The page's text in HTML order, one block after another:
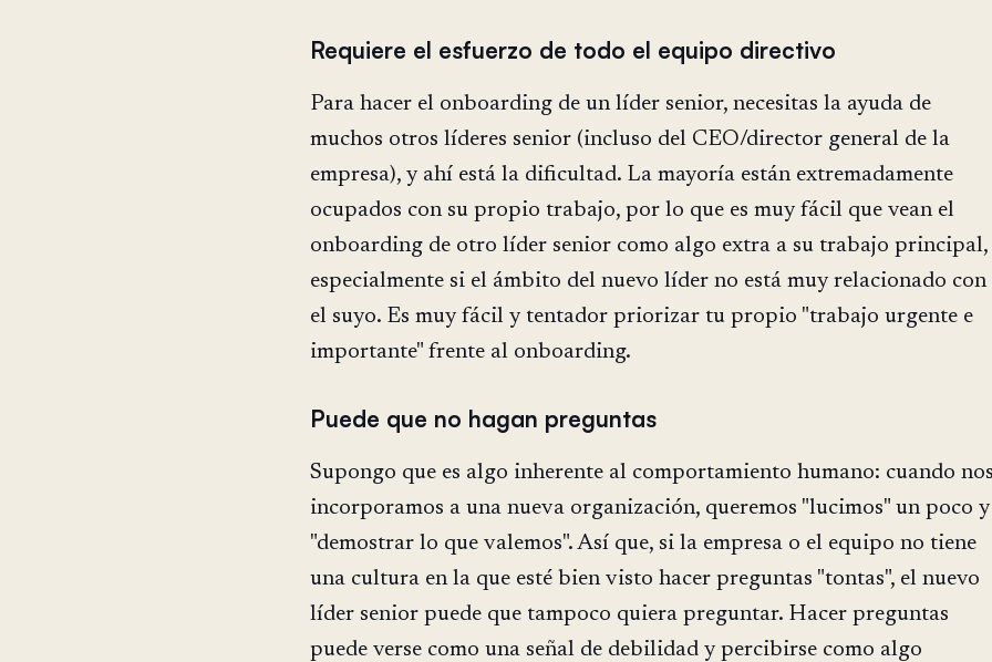
Requiere el esfuerzo de todo el equipo directivo
Para hacer el onboarding de un líder senior, necesitas la ayuda de
muchos otros líderes senior (incluso del CEO/director general de la
empresa), y ahí está la dificultad. La mayoría están extremadamente
ocupados con su propio trabajo, por lo que es muy fácil que vean el
onboarding de otro líder senior como algo extra a su trabajo principal,
especialmente si el ámbito del nuevo líder no está muy relacionado con
el suyo. Es muy fácil y tentador priorizar tu propio "trabajo urgente e
importante" frente al onboarding.
Puede que no hagan preguntas
Supongo que es algo inherente al comportamiento humano: cuando
incorporamos a una nueva organización, queremos "lucimos" un poco y
"demostrar lo que valemos". Así que, si la empresa o el equipo no tiene
una cultura en la que esté bien visto hacer preguntas "tontas", el nuevo
líder senior puede que tampoco quiera preguntar. Hacer preguntas
puede verse como una señal de debilidad y percibirse como algo